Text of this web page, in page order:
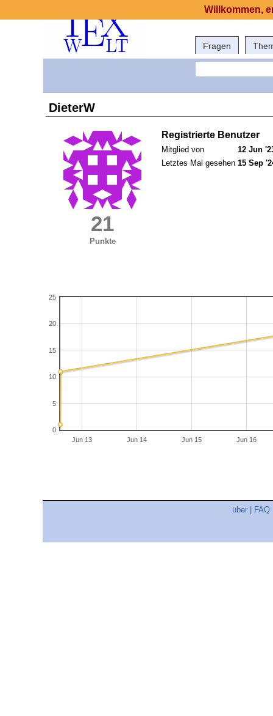
Fragen
DieterW
21
Punkte
Registrierte Benutzer
Mitglied von
12 Jun
Letztes Mal gesehen 15 Sep
Jun 13 Jun 14 Jun 15 Jun 16
0
5
10
15
20
25
über FAQ
Willkommen,